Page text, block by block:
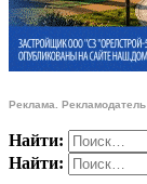
Реклама.
Найти:
Найти: